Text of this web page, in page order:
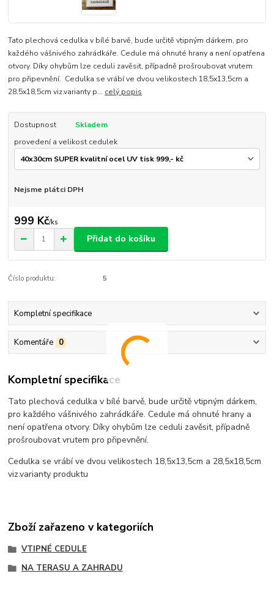
Tato plechová cedulka v bílé barvě, bude určitě vtipným dárkem, pro
každého vášnivého zahrádkáře. Cedule má ohnuté hrany a není opatřena
otvory. Díky ohybům lze ceduli zavěsit, případně prošroubovat vrutem
pro připevnění. Cedulka se vrábí ve dvou velikostech 18,5x13,5cm a
28,5x18,5cm viz.varianty p... celý popis
Dostupnost
Skladem
provedení a velikost cedulek
Nejsme plátci DPH
999 Kč/ks
Přidat do košíku
Číslo produktu: 5
Kompletní specifikace
Komentáře 0
Kompletní specifikace
Tato plechová cedulka v bílé barvě, bude určitě vtipným dárkem,
pro každého vášnivého zahrádkáře. Cedule má ohnuté hrany a
není opatřena otvory. Díky ohybům lze ceduli zavěsit, případně
prošroubovat vrutem pro připevnění.
Cedulka se vrábí ve dvou velikostech 18,5x13,5cm a 28,5x18,5cm
viz.varianty produktu
Zboží zařazeno v kategoriích
VTIPNÉ CEDULE
NA TERASU A ZAHRADU